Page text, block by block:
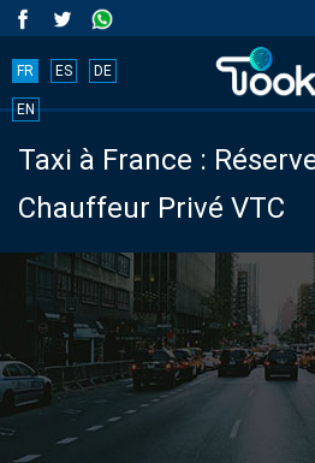
FR ES DE
EN
Taxi à France :
Chauffeur Privé VTC
Book
your
trip
now!
BOOK
NOW